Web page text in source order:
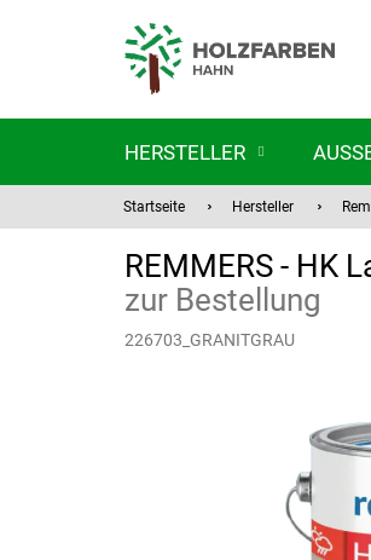
HERSTELLER
Startseite Hersteller
REMMERS - HK
zur Bestellung
226703_GRANITGRAU